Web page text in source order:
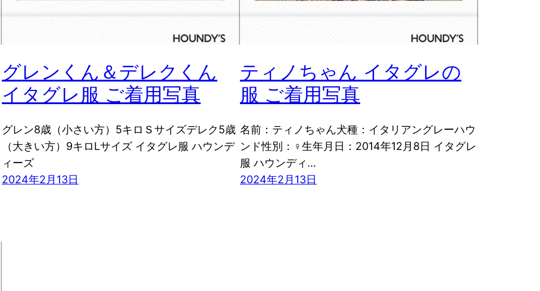
グレンくん＆デレクくん
イタグレ服 ご着用写真
グレン8歳（小さい方）5キロＳサイズデレク5歳
（大きい方）9キロLサイズ イタグレ服 ハウンデ
ィーズ
2024年2月13日
ティノちゃん イタグレの
服 ご着用写真
名前：ティノちゃん犬種：イタリアングレーハウ
ンド性別：♀生年月日：2014年12月8日 イタグレ
服 ハウンディ…
2024年2月13日